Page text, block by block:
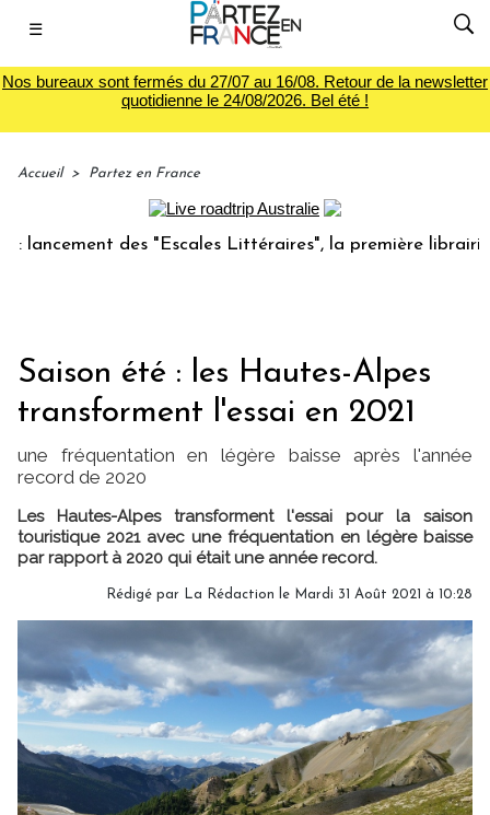
☰
Nos bureaux sont fermés du 27/07 au 16/08. Retour de la newsletter
quotidienne le 24/08/2026. Bel été !
Accueil > Partez en France
des "Escales Littéraires", la première librairie du
Saison été : les Hautes-Alpes
transforment l'essai en 2021
une fréquentation en légère baisse après l'année
record de 2020
Les Hautes-Alpes transforment l'essai pour la saison
touristique 2021 avec une fréquentation en légère baisse
par rapport à 2020 qui était une année record.
Rédigé par La Rédaction le Mardi 31 Août 2021 à 10:28